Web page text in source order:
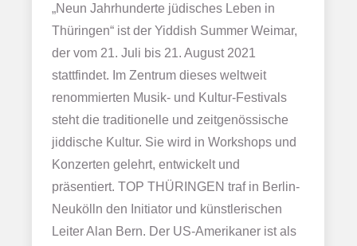
„Neun Jahrhunderte jüdisches Leben in
Thüringen“ ist der Yiddish Summer Weimar,
der vom 21. Juli bis 21. August 2021
stattfindet. Im Zentrum dieses weltweit
renommierten Musik- und Kultur-Festivals
steht die traditionelle und zeitgenössische
jiddische Kultur. Sie wird in Workshops und
Konzerten gelehrt, entwickelt und
präsentiert. TOP THÜRINGEN traf in Berlin-
Neukölln den Initiator und künstlerischen
Leiter Alan Bern. Der US-Amerikaner ist als